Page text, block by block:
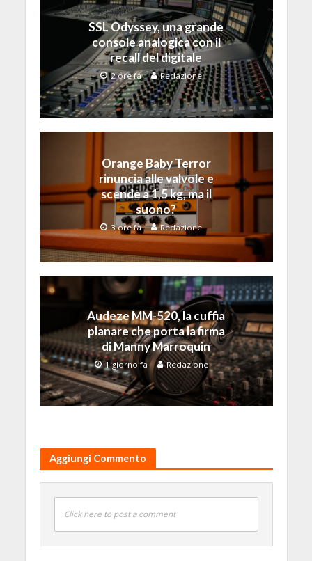
SSL Odyssey, una grande
console analogica con il
recall del digitale
2 ore fa Redazione
Orange Baby Terror
rinuncia alle valvole e
scende a 1,5 kg, ma il
suono?
3 ore fa Redazione
Audeze MM-520, la cuffia
planare che porta la firma
di Manny Marroquin
1 giorno fa Redazione
Aggiungi Commento
Click here to post a comment